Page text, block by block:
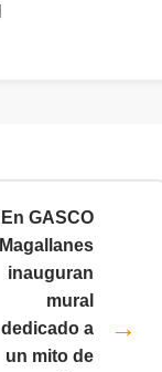
En GASCO
Magallanes
inauguran
mural
dedicado a
un mito de